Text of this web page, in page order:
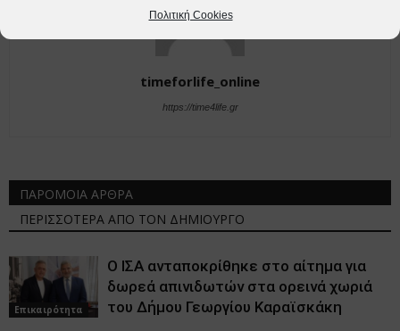
Πολιτική Cookies
timeforlife_online
https://time4life.gr
ΠΑΡΟΜΟΙΑ ΑΡΘΡΑ
ΠΕΡΙΣΣΟΤΕΡΑ ΑΠΟ ΤΟΝ ΔΗΜΙΟΥΡΓΟ
Επικαιρότητα
Ο ΙΣΑ ανταποκρίθηκε στο αίτημα για
δωρεά απινιδωτών στα ορεινά χωριά
του Δήμου Γεωργίου Καραϊσκάκη